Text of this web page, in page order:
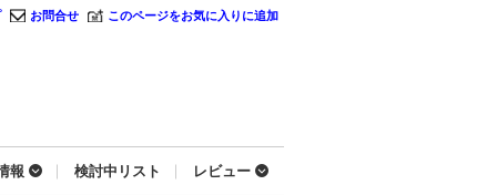
お問合せ このページをお気に入りに追加
報 検討中リスト レビュー